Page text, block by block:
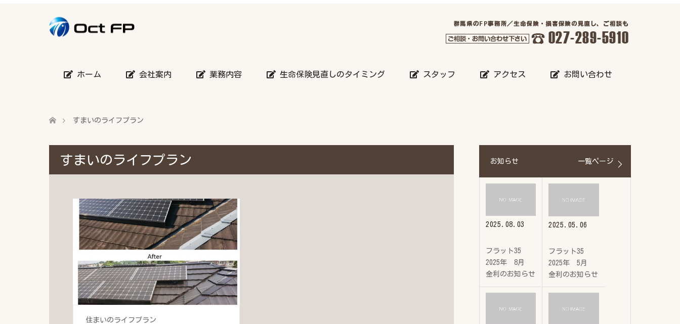
ホーム 会社案内 業務内容 生命保険見直しのタイミング スタッフ アクセス お問い合わせ
すまいのライフプラン
すまいのライフプラン
住まいのライフプラン
お知らせ 一覧ページ
2025.08.03
フラット35
2025年 8月
金利のお知らせ
2025.05.06
フラット35
2025年 5月
金利のお知らせ